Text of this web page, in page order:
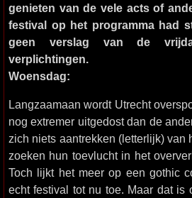
genieten van de vele acts of
festival op het programma had
geen verslag van de
verplichtingen.
Woensdag:
Langzaamaan wordt Utrecht
nog extremer uitgedost dan de
zich niets aantrekken (letterlijk) van
zoeken hun toevlucht in het
Toch lijkt het meer op een gothic
echt festival tot nu toe. Maar dat is